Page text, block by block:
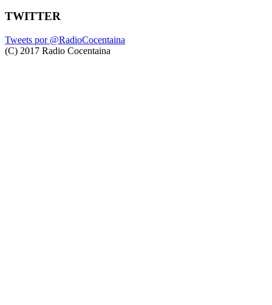
TWITTER
Tweets por @RadioCocentaina
(C) 2017 Radio Cocentaina